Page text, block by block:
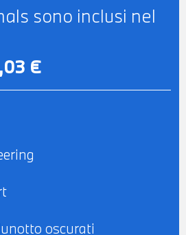
- POSSIBILITA' DI
DI LEASING O
PER L'INTERO
sono inclusi nel
€
oscurati